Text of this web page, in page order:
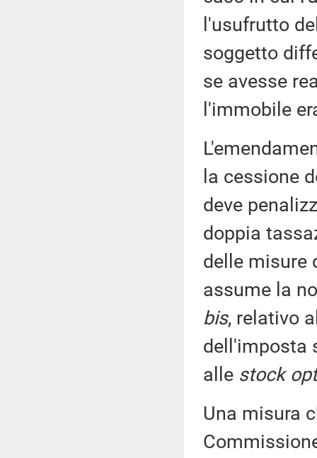
l'usufrutto
soggetto
se avesse
l'immobile
la cessione
deve
doppia
delle misure
assume la
bis, relativo
dell'imposta
alle stock
Una misura